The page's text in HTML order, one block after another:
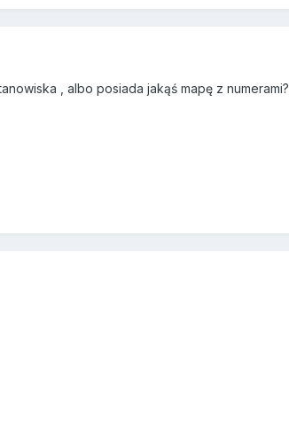
, albo posiada jakąś mapę z numerami?